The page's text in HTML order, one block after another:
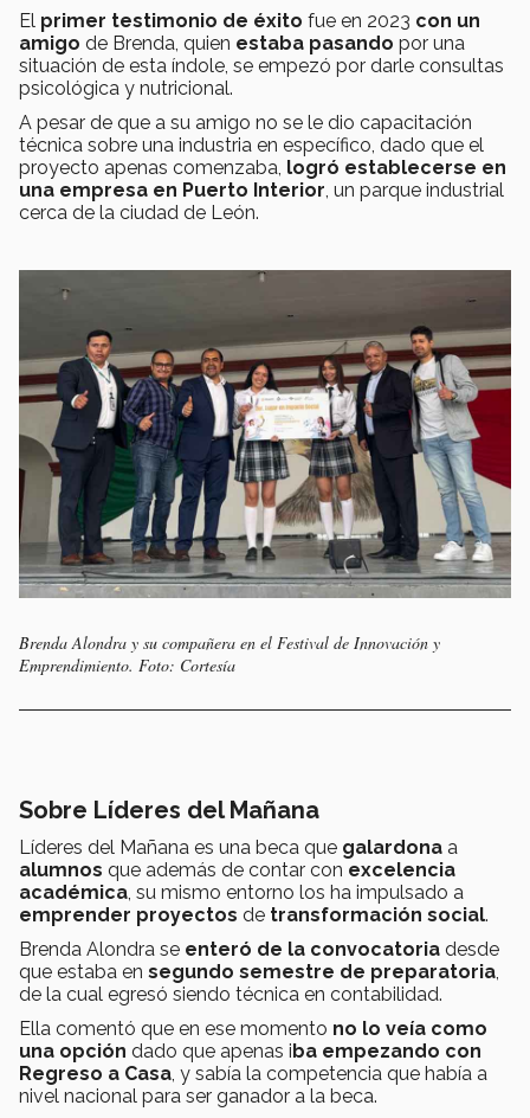
El primer testimonio de éxito fue en 2023 con un
amigo de Brenda, quien estaba pasando por una
situación de esta índole, se empezó por darle consultas
psicológica y nutricional.
A pesar de que a su amigo no se le dio capacitación
técnica sobre una industria en específico, dado que el
proyecto apenas comenzaba, logró establecerse en
una empresa en Puerto Interior, un parque industrial
cerca de la ciudad de León.
Brenda Alondra y su compañera en el Festival de Innovación y
Emprendimiento. Foto: Cortesía
Sobre Líderes del Mañana
Líderes del Mañana es una beca que galardona a
alumnos que además de contar con excelencia
académica, su mismo entorno los ha impulsado a
emprender proyectos de transformación social.
Brenda Alondra se enteró de la convocatoria desde
que estaba en segundo semestre de preparatoria,
de la cual egresó siendo técnica en contabilidad.
Ella comentó que en ese momento no lo veía como
una opción dado que apenas i ba empezando con
Regreso a Casa, y sabía la competencia que había a
nivel nacional para ser ganador a la beca.